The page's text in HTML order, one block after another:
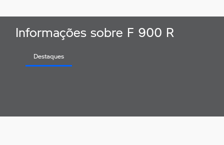
Informações sobre F 900 R
Destaques